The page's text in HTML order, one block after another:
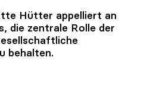
Hütter appelliert an
die zentrale Rolle der
behalten.